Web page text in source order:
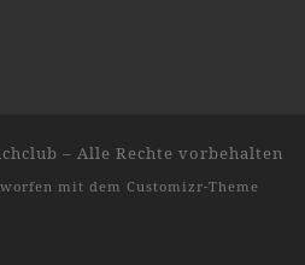
– Alle Rechte vorbehalten
mit dem Customizr-Theme